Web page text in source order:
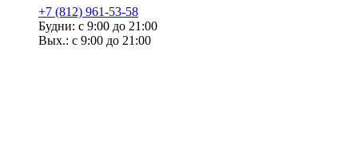
+7 (812) 961-53-58
Будни: с 9:00 до 21:00
Вых.: с 9:00 до 21:00